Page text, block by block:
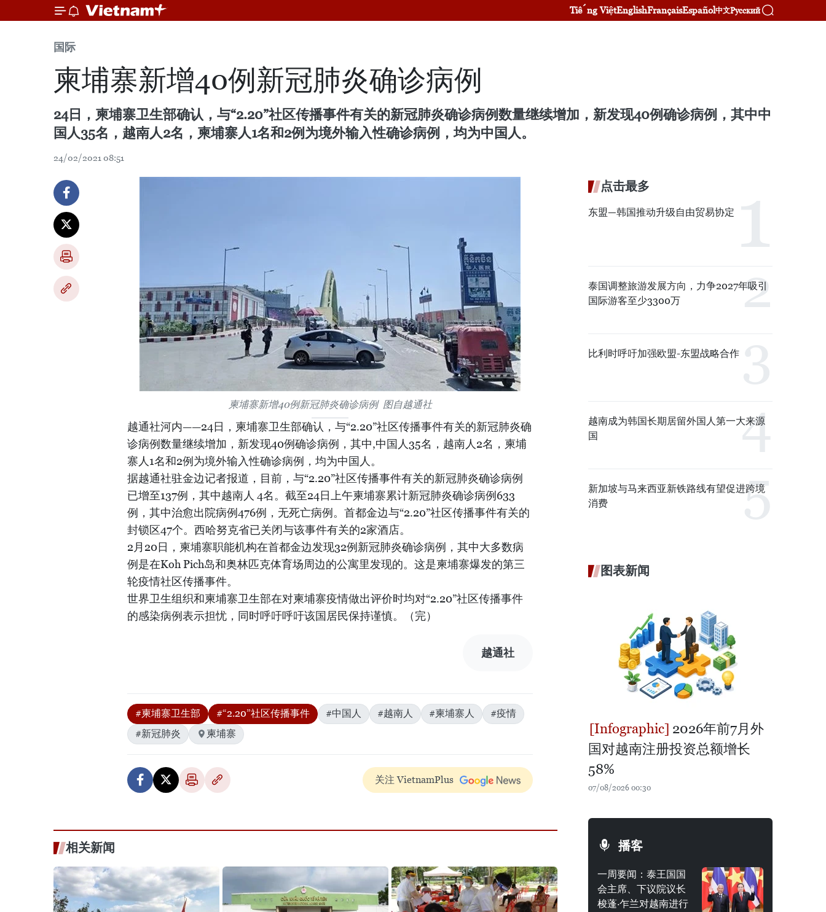
Tiếng ViệtEnglishFrançaisEspañol中文Русский
国际
柬埔寨新增40例新冠肺炎确诊病例
24日，柬埔寨卫生部确认，与“2.20”社区传播事件有关的新冠肺炎确诊病例数量继续增加，新发现40例确诊病例，其中中
国人35名，越南人2名，柬埔寨人1名和2例为境外输入性确诊病例，均为中国人。
24/02/2021 08:51
柬埔寨新增40例新冠肺炎确诊病例 图自越通社
越通社河内——24日，柬埔寨卫生部确认，与“2.20”社区传播事件有关的新冠肺炎确
诊病例数量继续增加，新发现40例确诊病例，其中,中国人35名，越南人2名，柬埔
寨人1名和2例为境外输入性确诊病例，均为中国人。
据越通社驻金边记者报道，目前，与“2.20”社区传播事件有关的新冠肺炎确诊病例
已增至137例，其中越南人 4名。截至24日上午柬埔寨累计新冠肺炎确诊病例633
例，其中治愈出院病例476例，无死亡病例。首都金边与“2.20”社区传播事件有关的
封锁区47个。西哈努克省已关闭与该事件有关的2家酒店。
2月20日，柬埔寨职能机构在首都金边发现32例新冠肺炎确诊病例，其中大多数病
例是在Koh Pich岛和奥林匹克体育场周边的公寓里发现的。这是柬埔寨爆发的第三
轮疫情社区传播事件。
世界卫生组织和柬埔寨卫生部在对柬埔寨疫情做出评价时均对“2.20”社区传播事件
的感染病例表示担忧，同时呼吁呼吁该国居民保持谨慎。（完）
越通社
#柬埔寨卫生部 #“2.20”社区传播事件 #中国人 #越南人 #柬埔寨人
#疫情
#新冠肺炎
柬埔寨
关注 VietnamPlus
相关新闻
点击最多
东盟—韩国推动升级自由贸易协定
泰国调整旅游发展方向，力争2027年吸引
国际游客至少3300万
比利时呼吁加强欧盟-东盟战略合作
越南成为韩国长期居留外国人第一大来源
国
新加坡与马来西亚新铁路线有望促进跨境
消费
图表新闻
2026年前7月外
国对越南注册投资总额增长
58%
07/08/2026 00:30
播客
一周要闻：泰王国国
会主席、下议院议长
梭蓬·乍兰对越南进行